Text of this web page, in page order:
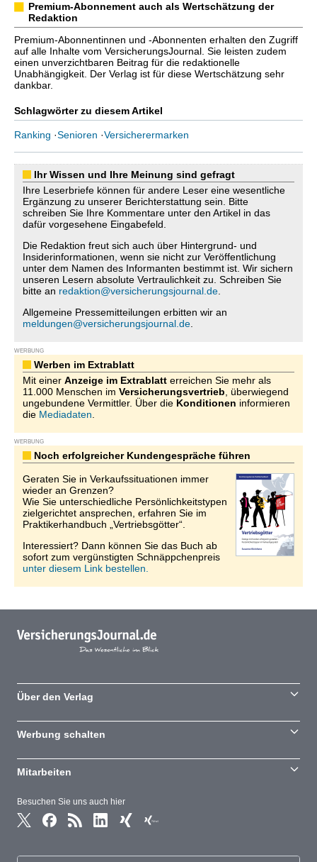
Premium-Abonnement auch als Wertschätzung der
Redaktion
Premium-Abonnentinnen und -Abonnenten erhalten den Zugriff
auf alle Inhalte vom VersicherungsJournal. Sie leisten zudem
einen unverzichtbaren Beitrag für die redaktionelle
Unabhängigkeit. Der Verlag ist für diese Wertschätzung sehr
dankbar.
Schlagwörter zu diesem Artikel
Ranking ·Senioren ·Versicherermarken
Ihr Wissen und Ihre Meinung sind gefragt
Ihre Leserbriefe können für andere Leser eine wesentliche
Ergänzung zu unserer Berichterstattung sein. Bitte
schreiben Sie Ihre Kommentare unter den Artikel in das
dafür vorgesehene Eingabefeld.
Die Redaktion freut sich auch über Hintergrund- und
Insiderinformationen, wenn sie nicht zur Veröffentlichung
unter dem Namen des Informanten bestimmt ist. Wir sichern
unseren Lesern absolute Vertraulichkeit zu. Schreiben Sie
bitte an redaktion@versicherungsjournal.de
Allgemeine Pressemitteilungen erbitten wir an
meldungen@versicherungsjournal.de
WERBUNG
Werben im Extrablatt
Mit einer Anzeige im Extrablatt erreichen Sie mehr als
11.000 Menschen im Versicherungsvertrieb , überwiegend
ungebundene Vermittler. Über die Konditionen informieren
die Mediadaten
WERBUNG
Noch erfolgreicher Kundengespräche führen
Geraten Sie in Verkaufssituationen immer
wieder an Grenzen?
Wie Sie unterschiedliche Persönlichkeitstypen
zielgerichtet ansprechen, erfahren Sie im
Praktikerhandbuch „Vertriebsgötter“.
Interessiert? Dann können Sie das Buch ab
sofort zum vergünstigten Schnäppchenpreis
unter diesem Link bestellen.
Besuchen Sie uns auch hier
Über den Verlag
Werbung schalten
Mitarbeiten